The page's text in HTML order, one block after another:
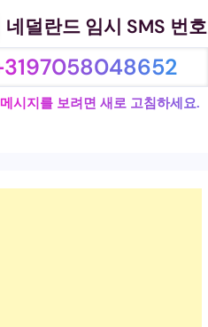
네덜란드 임시 SMS 번호
시지를 보려면 새로 고침하세요.